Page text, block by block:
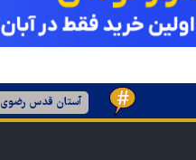
آستان قدس رضوی